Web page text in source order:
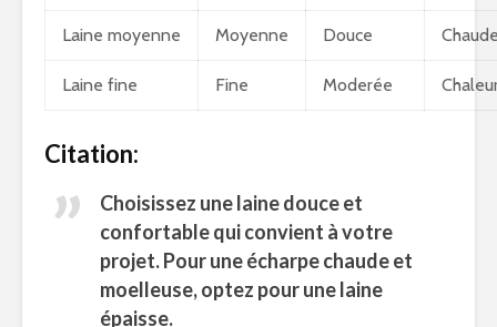
Laine moyenne Moyenne Douce
Laine fine Fine Moderée
Citation:
Choisissez une laine douce et
confortable qui convient à votre
projet. Pour une écharpe chaude et
moelleuse, optez pour une laine
épaisse.